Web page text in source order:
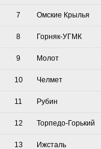
7 Омские Крылья
8 Горняк-УГМК
9 Молот
10 Челмет
11 Рубин
12 Торпедо-Горький
13 Ижсталь